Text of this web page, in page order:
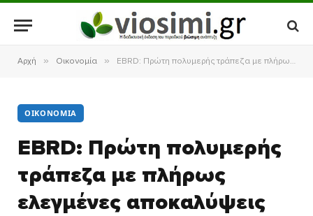
Αρχή » Οικονομία » EBRD: Πρώτη πολυμερής τράπεζα με πλήρως ελεγμένες αποκαλύψεις βιωσιμότητας σύμφωνα με τα πρότυπα ISSB
ΟΙΚΟΝΟΜΊΑ
EBRD: Πρώτη πολυμερής
τράπεζα με πλήρως
ελεγμένες αποκαλύψεις